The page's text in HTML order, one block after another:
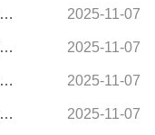
上外管院2025暑期海外商业学习之旅法国游学Day4—《VISION PARIS》特集：当IESEG数字密钥撞进莎玛... 2025-11-07
上外管院2025暑期海外商业学习之旅法国游学纪实Day 3——解码奢侈品的色彩哲学与工匠精神 2025-11-07
上外管院2025暑期海外商业学习之旅法国游学纪实Day2——探索奢侈品品牌管理的传承与创新 2025-11-07
上外管院2025暑期海外商业学习之旅法国站精彩启航——初识IÉSEG依赛格管理学院：一场关于时尚、商... 2025-11-07